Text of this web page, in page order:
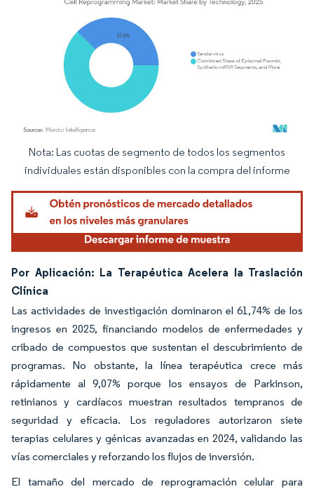
Imagen © Mordor Intelligence. El uso requiere atribución según CC BY 4.0.
Nota: Las cuotas de segmento de todos los segmentos
individuales están disponibles con la compra del informe
Por Aplicación: La Terapéutica Acelera la Traslación
Clínica
Las actividades de investigación dominaron el 61,74% de los
ingresos en 2025, financiando modelos de enfermedades y
cribado de compuestos que sustentan el descubrimiento de
programas. No obstante, la línea terapéutica crece más
rápidamente al 9,07% porque los ensayos de Parkinson,
retinianos y cardíacos muestran resultados tempranos de
seguridad y eficacia. Los reguladores autorizaron siete
terapias celulares y génicas avanzadas en 2024, validando las
vías comerciales y reforzando los flujos de inversión.
El tamaño del mercado de reprogramación celular para